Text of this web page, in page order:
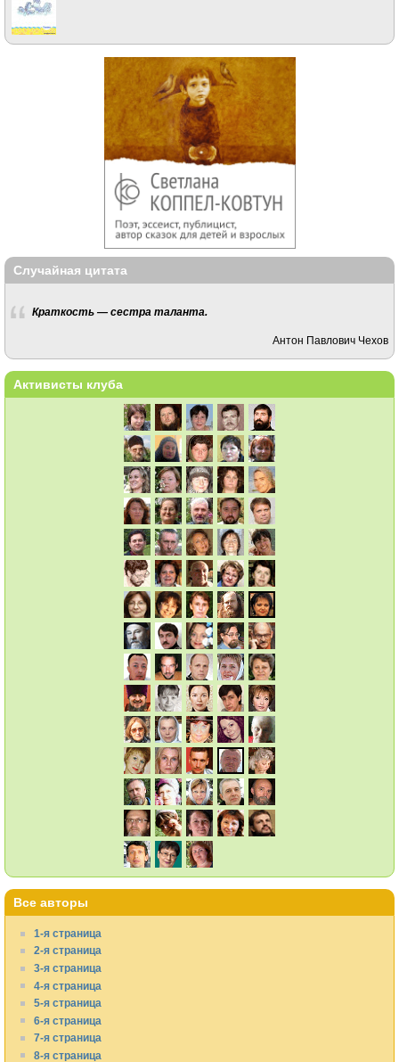
Случайная цитата
Краткость — сестра таланта.
Антон Павлович Чехов
Активисты клуба
Все авторы
1-я страница
2-я страница
3-я страница
4-я страница
5-я страница
6-я страница
7-я страница
8-я страница